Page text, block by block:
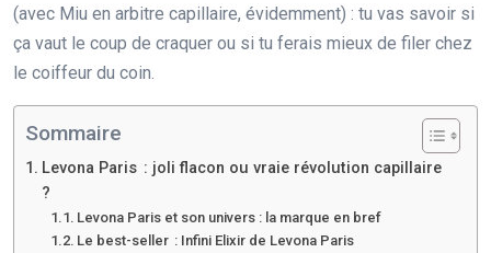
(avec Miu en arbitre capillaire, évidemment) : tu vas savoir si
ça vaut le coup de craquer ou si tu ferais mieux de filer chez
le coiffeur du coin.
Sommaire
Levona Paris : joli flacon ou vraie révolution capillaire
?
Levona Paris et son univers : la marque en bref
Le best-seller : Infini Elixir de Levona Paris